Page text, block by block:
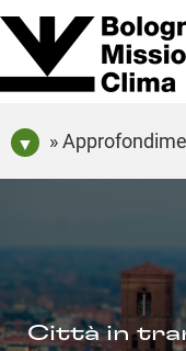
Città in